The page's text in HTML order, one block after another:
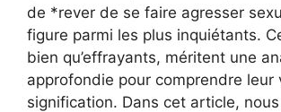
de *rever de se faire agresser
figure parmi les plus inquiétants.
bien qu’effrayants, méritent une
approfondie pour comprendre leur
signification. Dans cet article,